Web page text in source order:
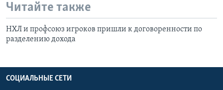
Читайте также
НХЛ и профсоюз игроков пришли к договоренности по
разделению дохода
СОЦИАЛЬНЫЕ СЕТИ